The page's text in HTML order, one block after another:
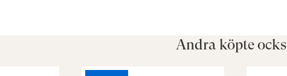
Andra köpte